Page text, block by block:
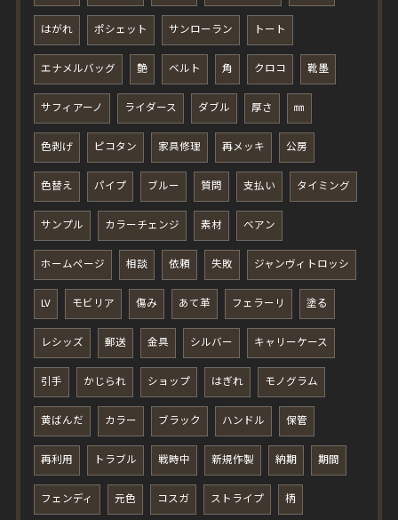
はがれ ポシェット サンローラン トート
エナメルバッグ 艶 ベルト 角 クロコ 靴墨
サフィアーノ ライダース ダブル 厚さ ㎜
色剥げ ピコタン 家具修理 再メッキ 公房
色替え パイプ ブルー 質問 支払い タイミング
サンプル カラーチェンジ 素材 ベアン
ホームページ 相談 依頼 失敗 ジャンヴィトロッシ
LV モビリア 傷み あて革 フェラーリ 塗る
レシッズ 郵送 金具 シルバー キャリーケース
引手 かじられ ショップ はぎれ モノグラム
黄ばんだ カラー ブラック ハンドル 保管
再利用 トラブル 戦時中 新規作製 納期 期間
フェンディ 元色 コスガ ストライプ 柄